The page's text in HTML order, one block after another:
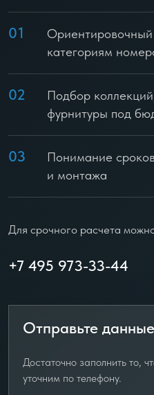
01
категориям
02
Подбор
фурнитуры под
03
Понимание
и монтажа
Для срочного расчета
+7 495 973-33-44
Отправьте
Достаточно заполнить то,
уточним по телефону.